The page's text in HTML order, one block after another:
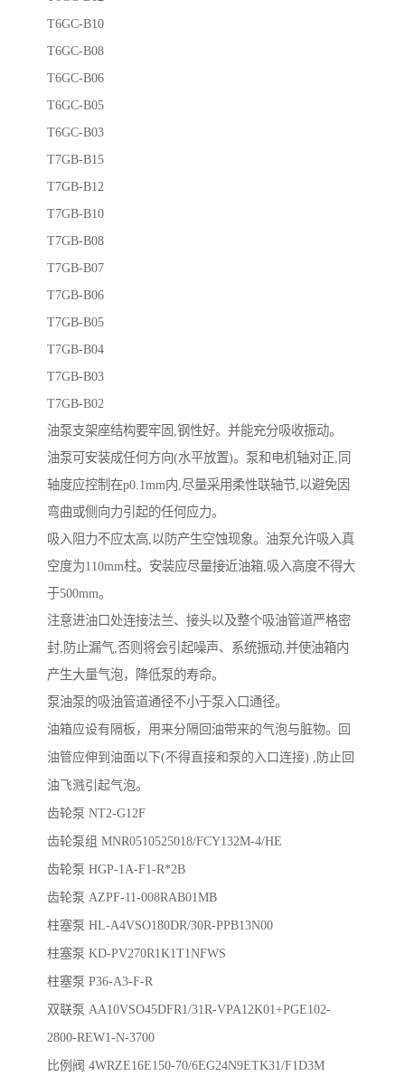
T6GC-B10
T6GC-B08
T6GC-B06
T6GC-B05
T6GC-B03
T7GB-B15
T7GB-B12
T7GB-B10
T7GB-B08
T7GB-B07
T7GB-B06
T7GB-B05
T7GB-B04
T7GB-B03
T7GB-B02
油泵支架座结构要牢固,钢性好。并能充分吸收振动。
油泵可安装成任何方向(水平放置)。泵和电机轴对正,同
轴度应控制在p0.1mm内,尽量采用柔性联轴节,以避免因
弯曲或侧向力引起的任何应力。
吸入阻力不应太高,以防产生空蚀现象。油泵允许吸入真
空度为110mm柱。安装应尽量接近油箱,吸入高度不得大
于500mm。
注意进油口处连接法兰、接头以及整个吸油管道严格密
封,防止漏气,否则将会引起噪声、系统振动,并使油箱内
产生大量气泡，降低泵的寿命。
泵油泵的吸油管道通径不小于泵入口通径。
油箱应设有隔板，用来分隔回油带来的气泡与脏物。回
油管应伸到油面以下(不得直接和泵的入口连接) ,防止回
油飞溅引起气泡。
齿轮泵 NT2-G12F
齿轮泵组 MNR0510525018/FCY132M-4/HE
齿轮泵 HGP-1A-F1-R*2B
齿轮泵 AZPF-11-008RAB01MB
柱塞泵 HL-A4VSO180DR/30R-PPB13N00
柱塞泵 KD-PV270R1K1T1NFWS
柱塞泵 P36-A3-F-R
双联泵 AA10VSO45DFR1/31R-VPA12K01+PGE102-
2800-REW1-N-3700
比例阀 4WRZE16E150-70/6EG24N9ETK31/F1D3M